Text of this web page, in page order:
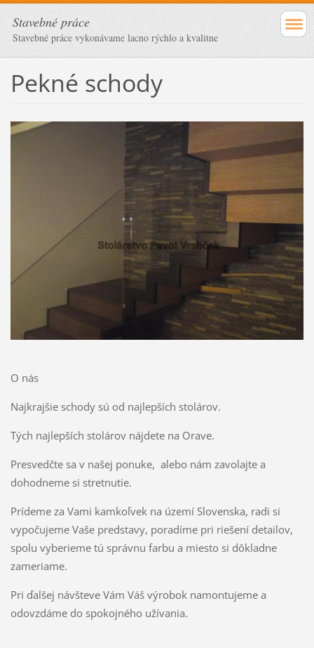
Stavebné práce
Stavebné práce vykonávame lacno rýchlo a kvalitne
Pekné schody
O nás
Najkrajšie schody sú od najlepších stolárov.
Tých najlepších stolárov nájdete na Orave.
Presvedčte sa v našej ponuke, alebo nám zavolajte a
dohodneme si stretnutie.
Prídeme za Vami kamkoľvek na území Slovenska, radi si
vypočujeme Vaše predstavy, poradíme pri riešení detailov,
spolu vyberieme tú správnu farbu a miesto si dôkladne
zameriame.
Pri ďalšej návšteve Vám Váš výrobok namontujeme a
odovzdáme do spokojného užívania.